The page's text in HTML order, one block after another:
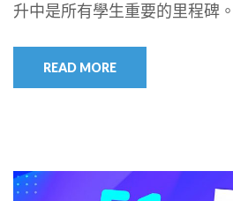
升中是所有學生重要的里程碑
READ MORE